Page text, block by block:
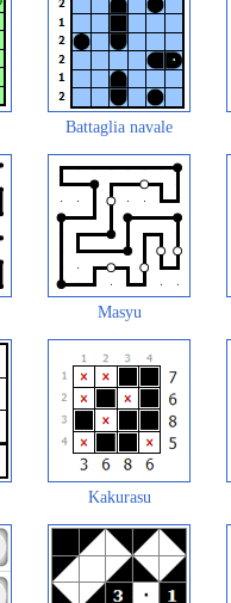
Battaglia navale
Masyu
Kakurasu